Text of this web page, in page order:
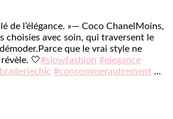
de l’élégance. »— Coco Chanel Moins,
choisies avec soin, qui traversent le
Parce que le vrai style ne
🤍#slowfashion #elegance
#consommerautrement ...